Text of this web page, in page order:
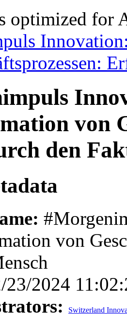
optimized for
von
den
von
23/2024
Switzerland